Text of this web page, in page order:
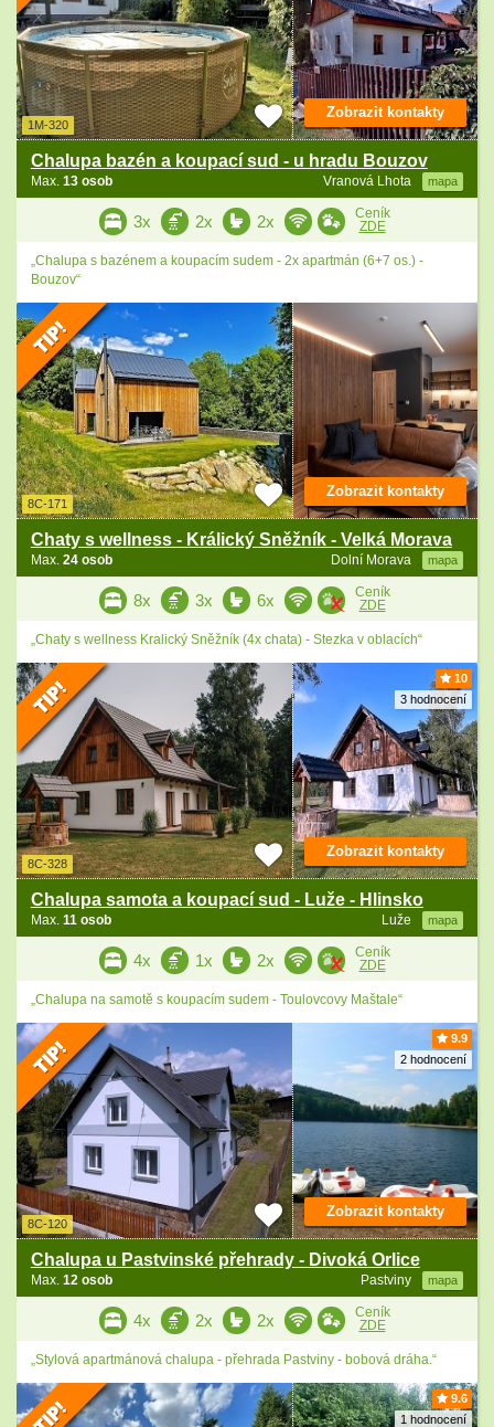
1M-320
Chalupa bazén a koupací sud - u hradu Bouzov
Vranová Lhota mapa
Max. 13 osob
Zobrazit kontakty
3x 2x 2x
Ceník
ZDE
„Chalupa s bazénem a koupacím sudem - 2x apartmán (6+7 os.) -
Bouzov“
8C-171
Chaty s wellness - Králický Sněžník - Velká Morava
Dolní Morava mapa
Max. 24 osob
Zobrazit kontakty
8x 3x 6x
Ceník
ZDE
„Chaty s wellness Kralický Sněžník (4x chata) - Stezka v oblacích“
10
3 hodnocení
8C-328
Chalupa samota a koupací sud - Luže - Hlinsko
Luže mapa
Max. 11 osob
Zobrazit kontakty
4x 1x 2x
Ceník
ZDE
„Chalupa na samotě s koupacím sudem - Toulovcovy Maštale“
9.9
2 hodnocení
8C-120
Chalupa u Pastvinské přehrady - Divoká Orlice
Pastviny mapa
Max. 12 osob
Zobrazit kontakty
4x 2x 2x
Ceník
ZDE
„Stylová apartmánová chalupa - přehrada Pastviny - bobová dráha.“
9.6
1 hodnocení